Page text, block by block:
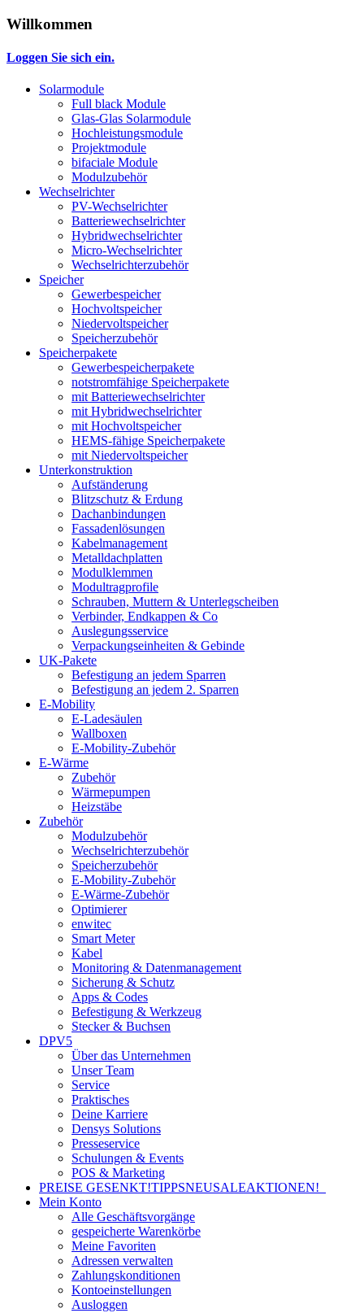
Willkommen
Loggen Sie sich ein.
Solarmodule
Full black Module
Glas-Glas Solarmodule
Hochleistungsmodule
Projektmodule
bifaciale Module
Modulzubehör
Wechselrichter
PV-Wechselrichter
Batteriewechselrichter
Hybridwechselrichter
Micro-Wechselrichter
Wechselrichterzubehör
Speicher
Gewerbespeicher
Hochvoltspeicher
Niedervoltspeicher
Speicherzubehör
Speicherpakete
Gewerbespeicherpakete
notstromfähige Speicherpakete
mit Batteriewechselrichter
mit Hybridwechselrichter
mit Hochvoltspeicher
HEMS-fähige Speicherpakete
mit Niedervoltspeicher
Unterkonstruktion
Aufständerung
Blitzschutz & Erdung
Dachanbindungen
Fassadenlösungen
Kabelmanagement
Metalldachplatten
Modulklemmen
Modultragprofile
Schrauben, Muttern & Unterlegscheiben
Verbinder, Endkappen & Co
Auslegungsservice
Verpackungseinheiten & Gebinde
UK-Pakete
Befestigung an jedem Sparren
Befestigung an jedem 2. Sparren
E-Mobility
E-Ladesäulen
Wallboxen
E-Mobility-Zubehör
E-Wärme
Zubehör
Wärmepumpen
Heizstäbe
Zubehör
Modulzubehör
Wechselrichterzubehör
Speicherzubehör
E-Mobility-Zubehör
E-Wärme-Zubehör
Optimierer
enwitec
Smart Meter
Kabel
Monitoring & Datenmanagement
Sicherung & Schutz
Apps & Codes
Befestigung & Werkzeug
Stecker & Buchsen
DPV5
Über das Unternehmen
Unser Team
Service
Praktisches
Deine Karriere
Densys Solutions
Presseservice
Schulungen & Events
POS & Marketing
PREISE GESENKT!TIPPSNEUSALEAKTIONEN!
Mein Konto
Alle Geschäftsvorgänge
gespeicherte Warenkörbe
Meine Favoriten
Adressen verwalten
Zahlungskonditionen
Kontoeinstellungen
Ausloggen